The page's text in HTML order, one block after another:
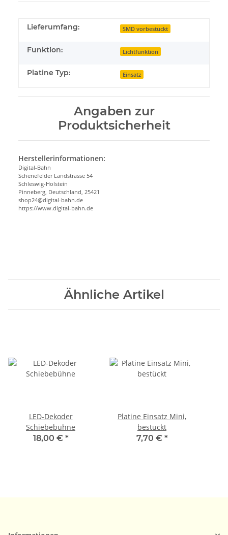
Lieferumfang: SMD vorbestückt
Funktion: Lichtfunktion
Platine Typ: Einsatz
Angaben zur
Produktsicherheit
Herstellerinformationen:
Digital-Bahn
Schenefelder Landstrasse 54
Schleswig-Holstein
Pinneberg, Deutschland, 25421
shop24@digital-bahn.de
https://www.digital-bahn.de
Ähnliche Artikel
LED-Dekoder
Schiebebühne
18,00 € *
Platine Einsatz Mini,
bestückt
7,70 € *